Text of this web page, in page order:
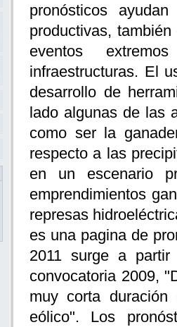
pronósticos
productivas,
eventos
infraestructuras. El
desarrollo de
lado algunas de las
como ser la
respecto a las
en un escenario
emprendimientos
represas
es una pagina de
2011 surge a
convocatoria 2009,
muy corta
eólico". Los